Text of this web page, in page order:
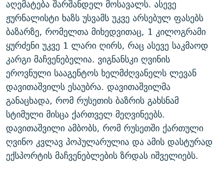
აღემატება შარშანდელ მოსავალს. ასევე
ჟურნალისტი ხაზს უსვამს უკვე არსებულ ფასებს
ბაზარზე, რომელთა მიხედვითაც, 1 კილოგრამი
ყურძენი უკვე 1 ლარი ღირს, რაც ასევე საკმაოდ
კარგი მაჩვენებელია. ვიგნანსკი ღვინის
ეროვნული სააგენტოს ხელმძღვანელს ლევან
დავითაშვილს ესაუბრა. დავითაშვილმა
განაცხადა, რომ რუსეთის ბაზრის გახსნამ
სტიმული მისცა ქართველ მეღვინეებს.
დავითაშვილი ამბობს, რომ რუსეთში ქართული
ღვინო კვლავ პოპულარულია და ამის დასტურად
ექსპორტის მაჩვენებლების ზრდას იშველიებს.